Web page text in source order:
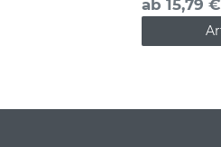
ab 15,79